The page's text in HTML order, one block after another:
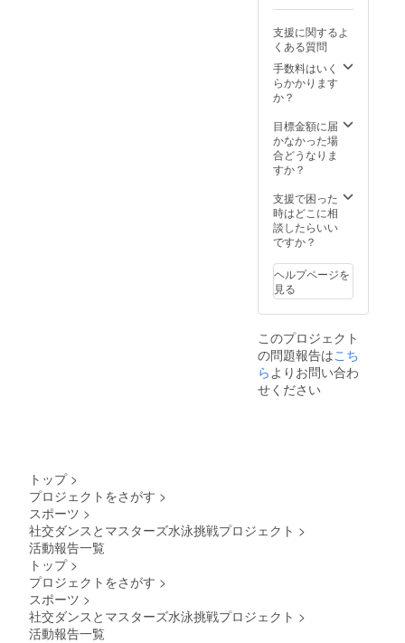
支援に関するよ
くある質問
手数料はいく
らかかります
か？
目標金額に届
かなかった場
合どうなりま
すか？
支援で困った
時はどこに相
談したらいい
ですか？
ヘルプページを
見る
このプロジェクト
の問題報告はこち
ら よりお問い合わ
せください
トップ >
プロジェクトをさがす >
スポーツ >
社交ダンスとマスターズ水泳挑戦プロジェクト >
活動報告一覧
トップ >
プロジェクトをさがす >
スポーツ >
社交ダンスとマスターズ水泳挑戦プロジェクト >
活動報告一覧